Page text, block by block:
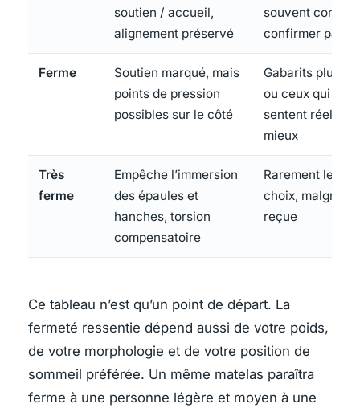
soutien / accueil,
alignement préservé
souvent
confirmer par
Ferme
Soutien marqué, mais
points de pression
possibles sur le côté
Gabarits plus
ou ceux qui s’y
sentent
mieux
Très
ferme
Empêche l’immersion
des épaules et
hanches, torsion
compensatoire
Rarement le bon
choix, malgré
reçue
Ce tableau n’est qu’un point de départ. La
fermeté ressentie dépend aussi de votre poids,
de votre morphologie et de votre position de
sommeil préférée. Un même matelas paraîtra
ferme à une personne légère et moyen à une